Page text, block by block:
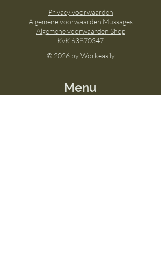
Privacy voorwaarden
Algemene voorwaarden Mussages
Algemene voorwaarden Shop
KvK 63870347
© 2026 byWorkeasily
Menu